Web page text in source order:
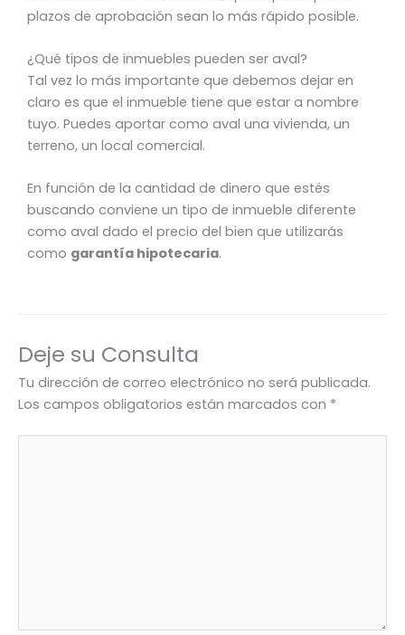
plazos de aprobación sean lo más rápido posible.
¿Qué tipos de inmuebles pueden ser aval?
Tal vez lo más importante que debemos dejar en
claro es que el inmueble tiene que estar a nombre
tuyo. Puedes aportar como aval una vivienda, un
terreno, un local comercial.
En función de la cantidad de dinero que estés
buscando conviene un tipo de inmueble diferente
como aval dado el precio del bien que utilizarás
como garantía hipotecaria.
Deje su Consulta
Tu dirección de correo electrónico no será publicada.
Los campos obligatorios están marcados con *